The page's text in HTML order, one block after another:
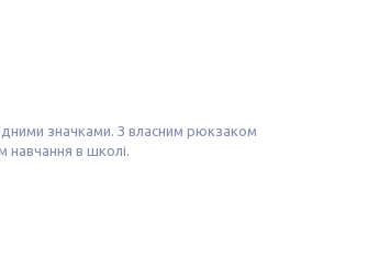
значками. З власним рюкзаком
навчання в школі.